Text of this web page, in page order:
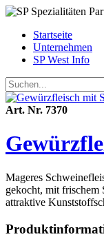
Startseite
Unternehmen
SP West Info
Art. Nr. 7370
Mageres
gekocht, mit frischem
attraktive